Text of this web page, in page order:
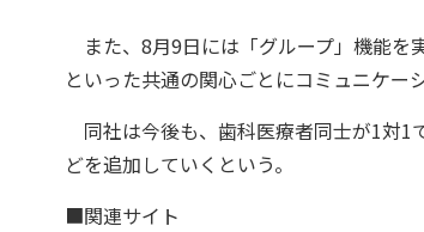
また、8月9日には「グループ」機能を
といった共通の関心ごとにコミュニケー
同社は今後も、歯科医療者同士が1対1
どを追加していくという。
■関連サイト